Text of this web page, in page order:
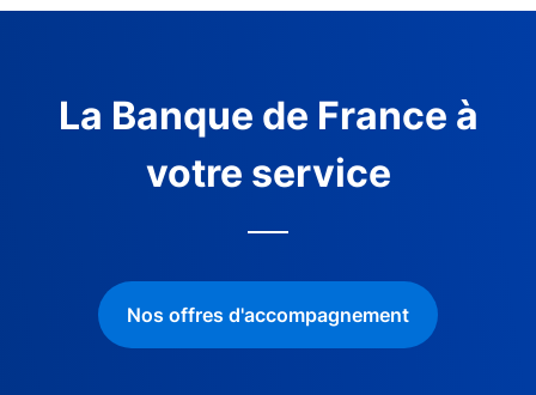
La Banque de France à
votre service
Nos offres d'accompagnement